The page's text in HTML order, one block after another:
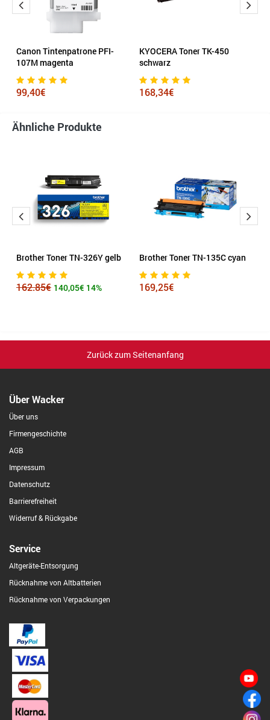
Canon Tintenpatrone PFI-
107M magenta
99,40€
KYOCERA Toner TK-450
schwarz
168,34€
Ähnliche Produkte
Brother Toner TN-326Y gelb
162.85€ 140,05€ 14%
Brother Toner TN-135C cyan
169,25€
Zurück zum Seitenanfang
Über Wacker
Über uns
Firmengeschichte
AGB
Impressum
Datenschutz
Barrierefreiheit
Widerruf & Rückgabe
Service
Altgeräte-Entsorgung
Rücknahme von Altbatterien
Rücknahme von Verpackungen